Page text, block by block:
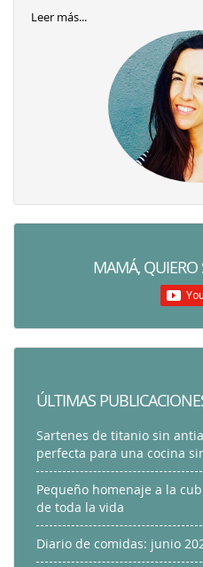
Leer más...
MAMÁ, QUIERO
ÚLTIMAS
Sartenes de titanio sin
perfecta para una cocina
Pequeño homenaje a la
de toda la vida
Diario de comidas: junio